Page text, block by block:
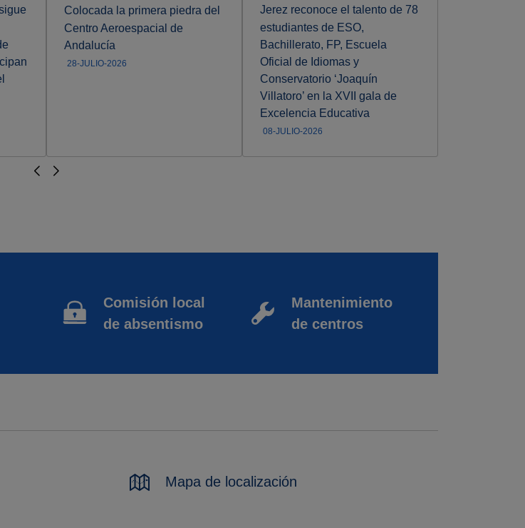
Colocada la primera piedra del
Centro Aeroespacial de
Andalucía
28-JULIO-2026
Jerez reconoce el talento de 78
estudiantes de ESO,
Bachillerato, FP, Escuela
Oficial de Idiomas y
Conservatorio ‘Joaquín
Villatoro’ en la XVII gala de
Excelencia Educativa
08-JULIO-2026
Comisión local
de absentismo
Mantenimiento
de centros
Mapa de localización